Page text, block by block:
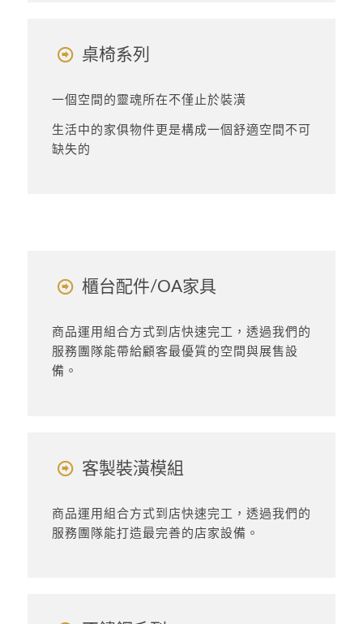
桌椅系列
一個空間的靈魂所在不僅止於裝潢
生活中的家俱物件更是構成一個舒適空間不可
缺失的
櫃台配件/OA家具
商品運用組合方式到店快速完工，透過我們的
服務團隊能帶給顧客最優質的空間與展售設
備。
客製裝潢模組
商品運用組合方式到店快速完工，透過我們的
服務團隊能打造最完善的店家設備。